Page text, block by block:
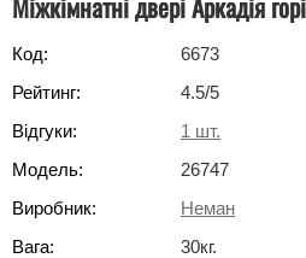
Код:
6673
Рейтинг:
4.5/5
Відгуки:
1 шт.
Модель:
26747
Виробник:
Неман
Вага:
30кг.